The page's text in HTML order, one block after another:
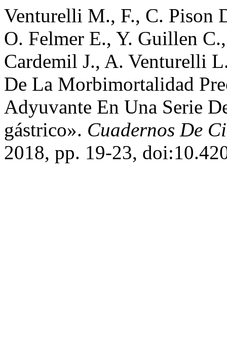
Venturelli M., F., C. Pison
O. Felmer E., Y. Guillen
Cardemil J., A. Venturelli
De La Morbimortalidad
Adyuvante En Una Serie
gástrico». Cuadernos De
2018, pp. 19-23,